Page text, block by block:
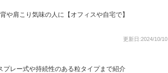
や肩こり気味の人に【オフィスや自宅で】
更新日:2024/10/10
レー式や持続性のある粒タイプまで紹介